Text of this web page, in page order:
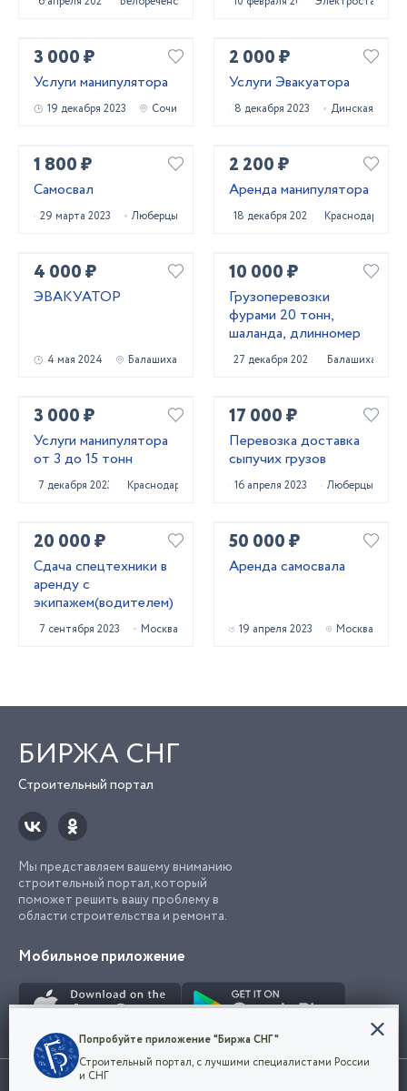
3 000 ₽
Услуги манипулятора
19 декабря 2023 Сочи
2 000 ₽
Услуги Эвакуатора
8 декабря 2023 Динская
1 800 ₽
Самосвал
29 марта 2023 Люберцы
2 200 ₽
Аренда манипулятора
18 декабря 2022 Краснодар
4 000 ₽
ЭВАКУАТОР
4 мая 2024 Балашиха
10 000 ₽
Грузоперевозки
фурами 20 тонн,
шаланда, длинномер
27 декабря 2020 Балашиха
3 000 ₽
Услуги манипулятора
от 3 до 15 тонн
7 декабря 2023 Краснодар
17 000 ₽
Перевозка доставка
сыпучих грузов
16 апреля 2023 Люберцы
20 000 ₽
Сдача спецтехники в
аренду с
экипажем(водителем)
7 сентября 2023 Москва
50 000 ₽
Аренда самосвала
19 апреля 2023 Москва
БИРЖА СНГ
Строительный портал
Мы представляем вашему вниманию
строительный портал, который
поможет решить вашу проблему в
области строительства и ремонта.
Мобильное приложение
Использование сайта, в том числе подача объявлений, означает
Конфиденциальность
Мы используем файлы cookie, чтобы сделать
наш сайт удобным для каждого
Попробуйте приложение "Биржа СНГ"
Строительный портал, с лучшими специалистами России
и СНГ